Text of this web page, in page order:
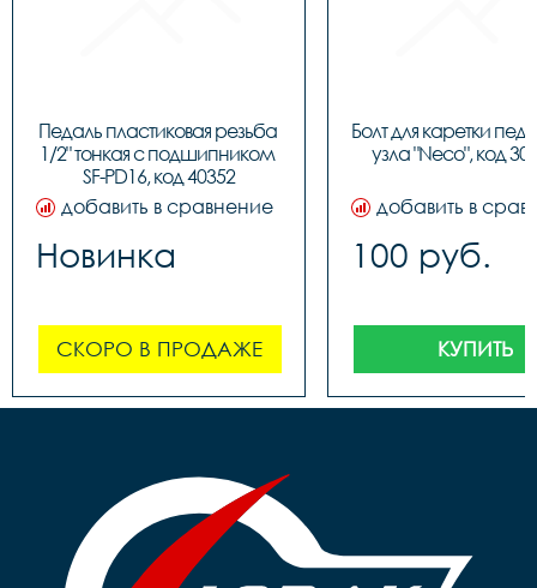
Педаль пластиковая резьба
1/2" тонкая c подшипником
SF-PD16, код 40352
добавить в сравнение
Новинка
СКОРО В ПРОДАЖЕ
Болт для каретки
узла "Neco", код
добавить в
100 руб.
КУПИТЬ